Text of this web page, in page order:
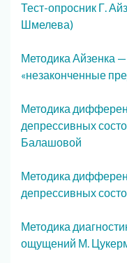
Тест-опросник Г.
Шмелева)
Методика Айзенка
«незаконченные
Методика
депрессивных
Балашовой
Методика
депрессивных
Методика
ощущений М.